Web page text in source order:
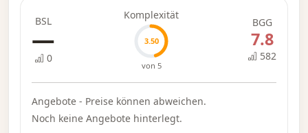
BSL
—
0
Komplexität
3.50
von 5
BGG
7.8
582
Angebote - Preise können abweichen.
Noch keine Angebote hinterlegt.